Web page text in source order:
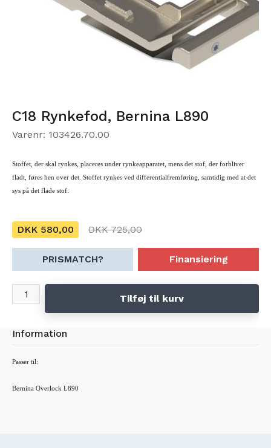
C18 Rynkefod, Bernina L890
Varenr: 103426.70.00
Stoffet, der skal rynkes, placeres under rynkeapparatet, mens det stof, der forbliver
fladt, føres hen over det. Stoffet rynkes ved differentialfremføring, samtidig med at det
sys på det flade stof.
DKK 580,00 DKK 725,00
PRISMATCH? Finansiering
Tilføj til kurv
Information
Passer til:
Bernina Overlock L890